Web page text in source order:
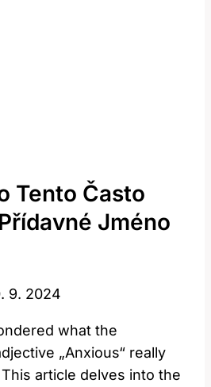
Tento Často
Jméno
9. 2024
what the
„Anxious“ really
article delves into the